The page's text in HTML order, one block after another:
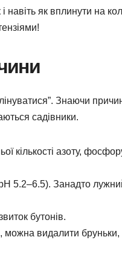
як вплинути на
Знаючи
садівники.
кількості азоту,
5.2–6.5). Занадто
бутонів.
можна видалити бруньки,